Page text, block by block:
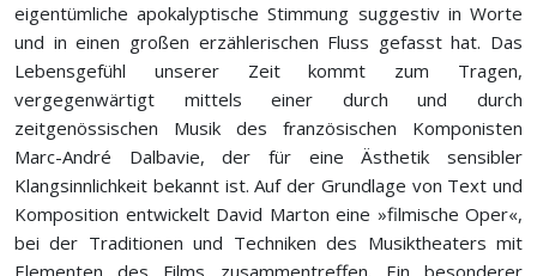
eigentümliche apokalyptische Stimmung suggestiv in Worte
und in einen großen erzählerischen Fluss gefasst hat. Das
Lebensgefühl unserer Zeit kommt zum Tragen,
vergegenwärtigt mittels einer durch und durch
zeitgenössischen Musik des französischen Komponisten
Marc-André Dalbavie, der für eine Ästhetik sensibler
Klangsinnlichkeit bekannt ist. Auf der Grundlage von Text und
Komposition entwickelt David Marton eine »filmische Oper«,
bei der Traditionen und Techniken des Musiktheaters mit
Elementen des Films zusammentreffen. Ein besonderer